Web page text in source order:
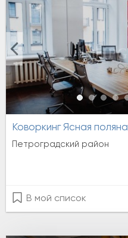
Коворкинг Ясная поляна
Петроградский район
В мой список